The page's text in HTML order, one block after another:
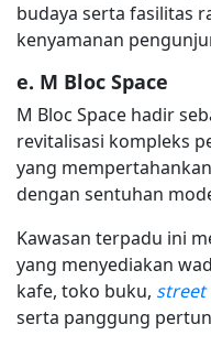
budaya serta fasilitas
kenyamanan
e. M Bloc Space
M Bloc Space hadir
revitalisasi kompleks
yang
dengan sentuhan
Kawasan terpadu ini
yang menyediakan
kafe, toko buku, street
serta panggung